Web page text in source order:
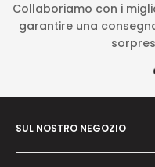
Collaboriamo con i
garantire una
SUL NOSTRO NEGOZIO
Il nostro obbiettivo è